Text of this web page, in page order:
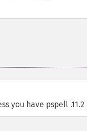
you have pspell